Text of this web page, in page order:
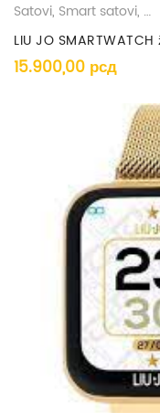
Satovi, Smart satovi,
LIU JO
15.900,00 рсд